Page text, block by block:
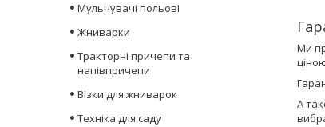
Ми
А
Мульчувачі польові
Жниварки
Тракторні причепи та
напівпричепи
Візки для жниварок
Техніка для саду